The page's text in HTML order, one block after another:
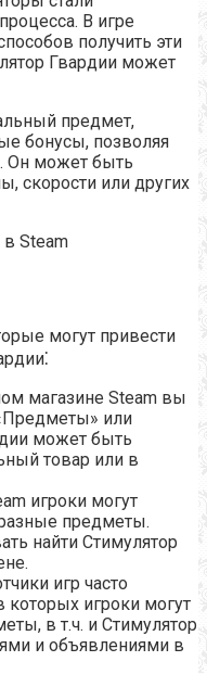
В игре
получить эти
Гвардии может
предмет,
бонусы, позволяя
Он может быть
скорости или других
могут привести
магазине Steam вы
или
может быть
товар или в
игроки могут
предметы.
найти Стимулятор
игр часто
игроки могут
в т.ч. и Стимулятор
и объявлениями в